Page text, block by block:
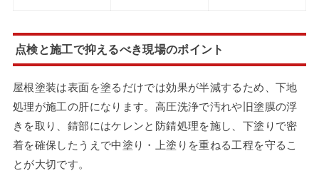
点検と施工で抑えるべき現場のポイント
屋根塗装は表面を塗るだけでは効果が半減するため、下地
処理が施工の肝になります。高圧洗浄で汚れや旧塗膜の浮
きを取り、錆部にはケレンと防錆処理を施し、下塗りで密
着を確保したうえで中塗り・上塗りを重ねる工程を守るこ
とが大切です。